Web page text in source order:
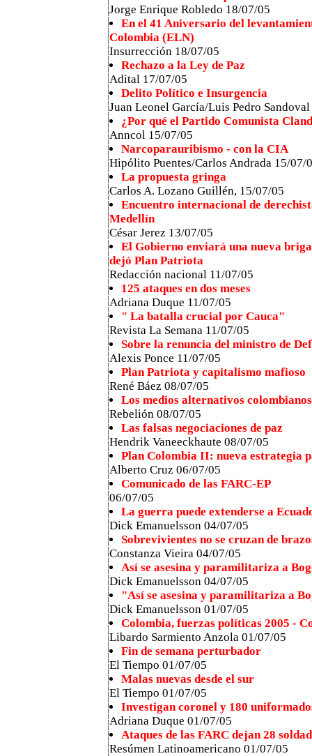
Jorge Enrique Robledo 18/07/05
En el 41 Aniversario del
Colombia (ELN)
Insurrección 18/07/05
Rechazo a la Ley de Paz
Adital 17/07/05
Delito Político e Insurgencia
Juan Leonel García/Luis Pedro
¿Por qué el Partido Comunista
Anncol 15/07/05
Narcoparauribismo - con la CIA
Hipólito Puentes/Carlos Andrada 15/07/
La propuesta gringa
Carlos A. Lozano Guillén, 15/07/05
Encuentro internacional de
Medellín
César Jerez 13/07/05
El Gobierno enviará una nueva
dejó Plan Patriota
Redacción nacional 11/07/05
125 ataques en dos meses
Adriana Duque 11/07/05
" La batalla crucial por Cauca"
Revista La Semana 11/07/05
Sobre la renuncia del ministro de
Alexis Ponce 11/07/05
Plan Patriota y capitalismo mafioso
René Báez 08/07/05
Los medios alternativos
Rebelión 08/07/05
Las falsas negociaciones de paz
Hendrik Vaneeckhaute 08/07/05
Plan Colombia II: nueva estrategia
Alberto Cruz 06/07/05
Comunicado de las FARC-EP
06/07/05
La guerra puede extenderse a
Dick Emanuelsson 04/07/05
Sobrevivientes no se cruzan de
Constanza Vieira 04/07/05
Así se asesina y paramilitariza a
Dick Emanuelsson 04/07/05
"Así se asesina y paramilitariza a
Dick Emanuelsson 01/07/05
Colombia, fuerzas políticas 2005 -
Libardo Sarmiento Anzola 01/07/05
Fin de semana perturbador
El Tiempo 01/07/05
Malas nuevas desde el sur
El Tiempo 01/07/05
Investigan coronel y 180
Adriana Duque 01/07/05
Ataques de las FARC dejan 28
Resúmen Latinoamericano 01/07/05